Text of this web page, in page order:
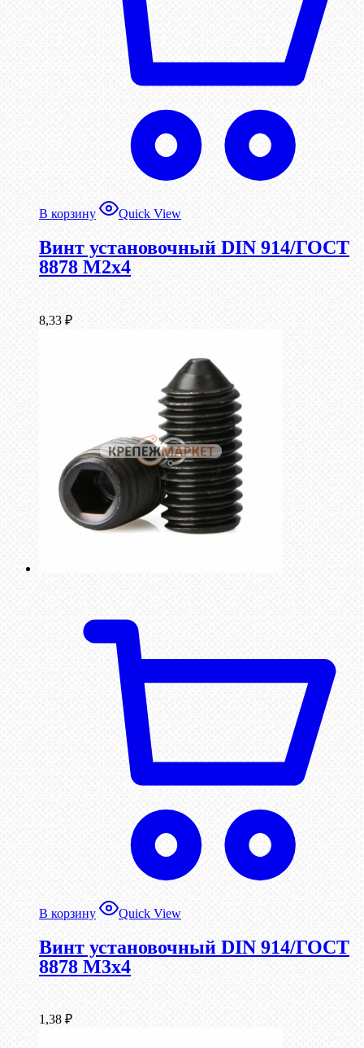
В корзину Quick View
Винт установочный DIN 914/ГОСТ
8878 M2x4
8,33 ₽
В корзину Quick View
Винт установочный DIN 914/ГОСТ
8878 M3x4
1,38 ₽